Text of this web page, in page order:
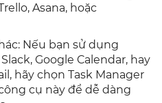
Asana, hoặc
Nếu bạn sử dụng
Google Calendar, hay
hãy chọn Task Manager
cụ này để dễ dàng